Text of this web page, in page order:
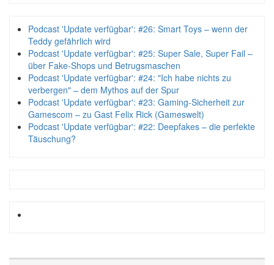
Podcast 'Update verfügbar': #26: Smart Toys – wenn der
Teddy gefährlich wird
Podcast 'Update verfügbar': #25: Super Sale, Super Fail –
über Fake-Shops und Betrugsmaschen
Podcast 'Update verfügbar': #24: "Ich habe nichts zu
verbergen" – dem Mythos auf der Spur
Podcast 'Update verfügbar': #23: Gaming-Sicherheit zur
Gamescom – zu Gast Felix Rick (Gameswelt)
Podcast 'Update verfügbar': #22: Deepfakes – die perfekte
Täuschung?